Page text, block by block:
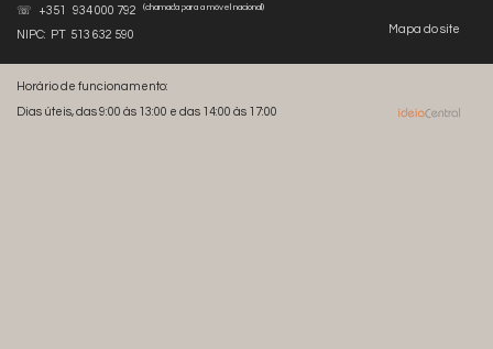
Mapa do site
☏ +351 934 000 792 (chamada para a móvel nacional)
NIPC: PT 513 632 590
Horário de funcionamento:
Dias úteis, das 9:00 às 13:00 e das 14:00 às 17:00